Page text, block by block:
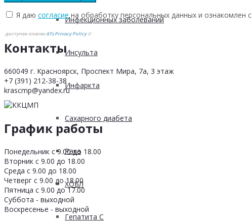
Инфекционных заболеваний
Инсульта
Инфаркта
Сахарного диабета
Рака
ХОБЛ
Гепатита С
Я даю согласиена обработку персональных данных и ознакомлен с
доступен плагинATs Privacy Policy©
Контакты
660049 г. Красноярск, Проспект Мира, 7а, 3 этаж
+7 (391) 212-38-38
krascmp@yandex.ru
График работы
Понедельник с 9.00 до 18.00
Вторник с 9.00 до 18.00
Среда с 9.00 до 18.00
Четверг с 9.00 до 18.00
Пятница с 9.00 до 17.00
Суббота - выходной
Воскресенье - выходной